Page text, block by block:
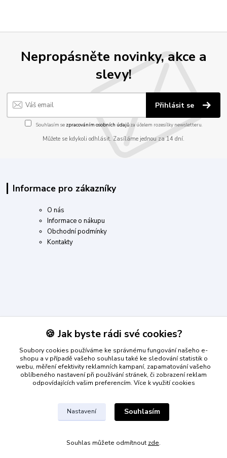
Nepropásněte novinky, akce a
slevy!
Přihlásit se
Souhlasím se zpracováním osobních údajůza účelem rozesílky newsletteru.
Můžete se kdykoli odhlásit. Zasíláme jednou za 14 dní.
Informace pro zákazníky
O nás
Informace o nákupu
Obchodní podmínky
Kontakty
Kontakty
Roman Machala
+420 734 804 861
(Po-Pá, 8-18 hod.)
🍪 Jak byste rádi své cookies?
Soubory cookies používáme ke správnému fungování našeho e-
shopu a v případě vašeho souhlasu také ke sledování statistik o
webu, měření efektivity reklamních kampaní, zapamatování vašeho
oblíbeného nastavení při používání stránek, či zobrazení reklam
odpovídajících vašim preferencím. Více k využití cookies
Nastavení Souhlasím
Souhlas můžete odmítnout zde.